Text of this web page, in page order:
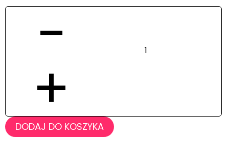
−
+
DODAJ DO KOSZYKA